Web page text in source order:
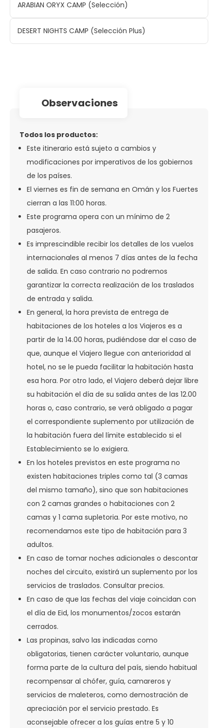
ARABIAN ORYX CAMP (Selección)
DESERT NIGHTS CAMP (Selección Plus)
observaciones
Todos los productos:
Este itinerario está sujeto a cambios y
modificaciones por imperativos de los gobiernos
de los países.
El viernes es fin de semana en Omán y los Fuertes
cierran a las 11:00 horas.
Este programa opera con un mínimo de 2
pasajeros.
Es imprescindible recibir los detalles de los vuelos
internacionales al menos 7 días antes de la fecha
de salida. En caso contrario no podremos
garantizar la correcta realización de los traslados
de entrada y salida.
En general, la hora prevista de entrega de
habitaciones de los hoteles a los Viajeros es a
partir de la 14.00 horas, pudiéndose dar el caso de
que, aunque el Viajero llegue con anterioridad al
hotel, no se le pueda facilitar la habitación hasta
esa hora. Por otro lado, el Viajero deberá dejar libre
su habitación el día de su salida antes de las 12.00
horas o, caso contrario, se verá obligado a pagar
el correspondiente suplemento por utilización de
la habitación fuera del límite establecido si el
Establecimiento se lo exigiera.
En los hoteles previstos en este programa no
existen habitaciones triples como tal (3 camas
del mismo tamaño), sino que son habitaciones
con 2 camas grandes o habitaciones con 2
camas y 1 cama supletoria. Por este motivo, no
recomendamos este tipo de habitación para 3
adultos.
En caso de tomar noches adicionales o descontar
noches del circuito, existirá un suplemento por los
servicios de traslados. Consultar precios.
En caso de que las fechas del viaje coincidan con
el día de Eid, los monumentos/zocos estarán
cerrados.
Las propinas, salvo las indicadas como
obligatorias, tienen carácter voluntario, aunque
forma parte de la cultura del país, siendo habitual
recompensar al chófer, guía, camareros y
servicios de maleteros, como demostración de
apreciación por el servicio prestado. Es
aconsejable ofrecer a los guías entre 5 y 10